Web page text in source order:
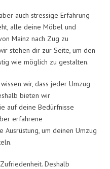
auch stressige Erfahrung
alle deine Möbel und
Mainz nach Zug zu
stehen dir zur Seite, um den
wie möglich zu gestalten.
wir, dass jeder Umzug
bieten wir
auf deine Bedürfnisse
erfahrene
Ausrüstung, um deinen Umzug
Deshalb